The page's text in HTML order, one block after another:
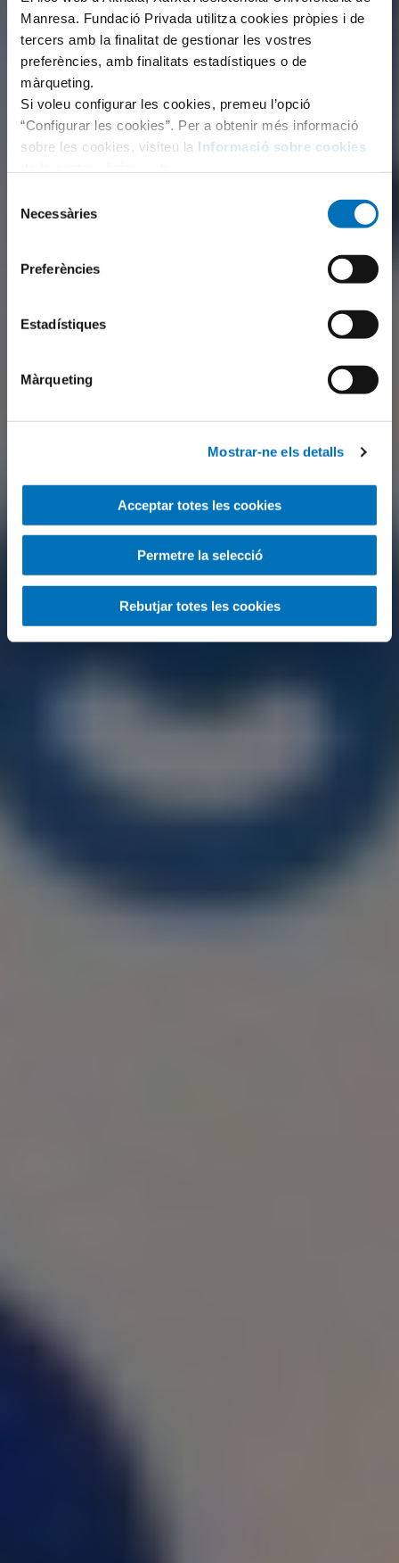
Manresa. Fundació Privada utilitza cookies pròpies i de
tercers amb la finalitat de gestionar les vostres
preferències, amb finalitats estadístiques o de
màrqueting.
Si voleu configurar les cookies, premeu l’opció
“Configurar les cookies”. Per a obtenir més informació
sobre les cookies, visiteu la Informació sobre cookies
Necessàries
Preferències
Estadístiques
Màrqueting
Mostrar-ne els detalls
Acceptar totes les cookies
Permetre la selecció
Rebutjar totes les cookies